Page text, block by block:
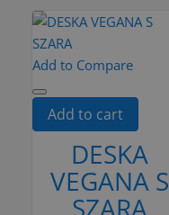
Add to Compare
Add to cart
DESKA
VEGANA S
SZARA